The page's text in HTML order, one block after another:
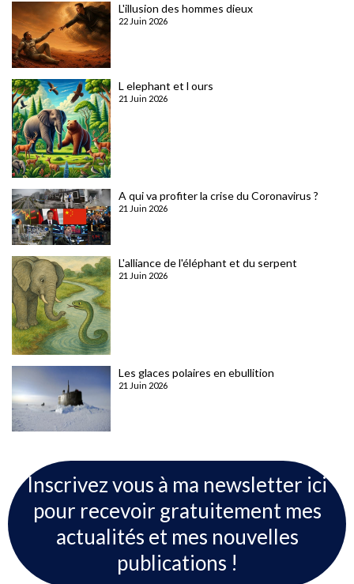
L'illusion des hommes dieux
22 Juin 2026
L elephant et l ours
21 Juin 2026
A qui va profiter la crise du Coronavirus ?
21 Juin 2026
L'alliance de l'éléphant et du serpent
21 Juin 2026
Les glaces polaires en ebullition
21 Juin 2026
Inscrivez vous à ma newsletter ici
pour recevoir gratuitement mes
actualités et mes nouvelles
publications !